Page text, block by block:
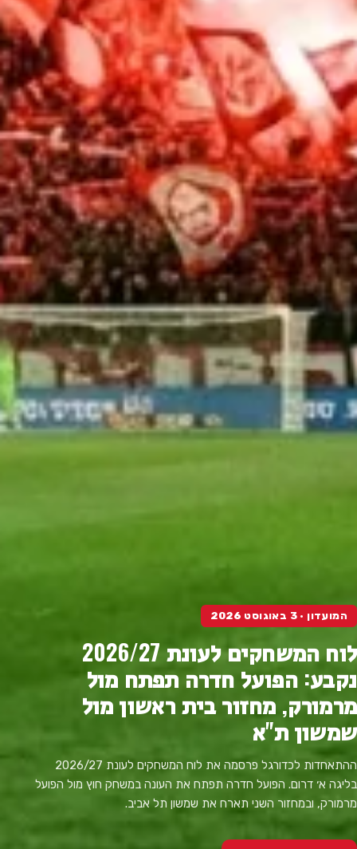
המועדון · 3 באוגוסט 2026
לוח המשחקים לעונת 2026/27
נקבע: הפועל חדרה תפתח מול
מרמורק, מחזור בית ראשון מול
שמשון ת"א
ההתאחדות לכדורגל פרסמה את לוח המשחקים לעונת 2026/27
בליגה א׳ דרום. הפועל חדרה תפתח את העונה במשחק חוץ מול הפועל
מרמורק, ובמחזור השני תארח את שמשון תל אביב.